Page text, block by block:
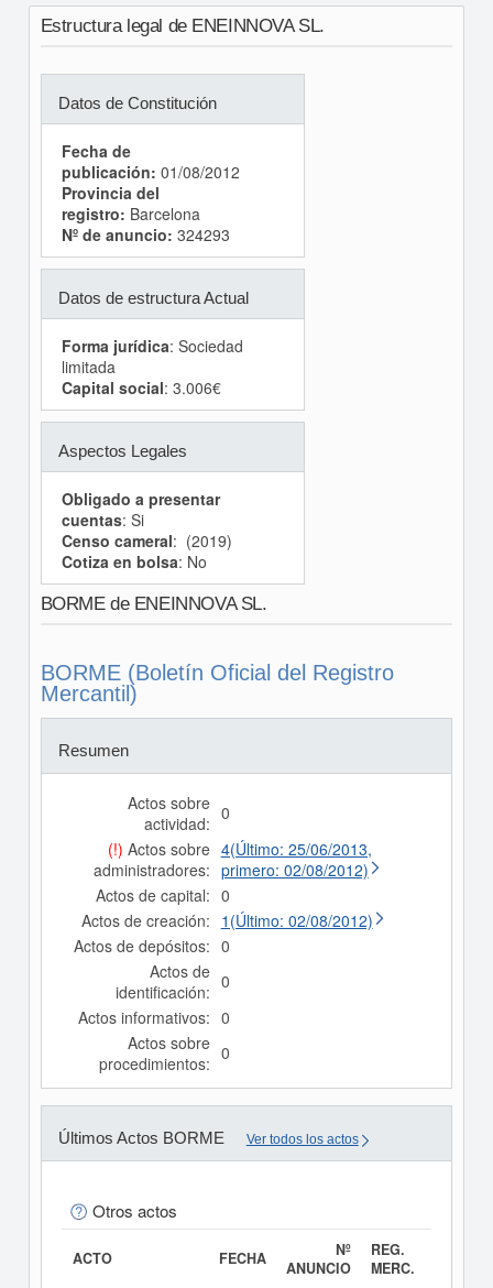
Estructura legal de ENEINNOVA SL.
Datos de Constitución
Fecha de
publicación: 01/08/2012
Provincia del
registro: Barcelona
Nº de anuncio: 324293
Datos de estructura Actual
Forma jurídica: Sociedad
limitada
Capital social: 3.006€
Aspectos Legales
Obligado a presentar
cuentas: Si
Censo cameral: (2019)
Cotiza en bolsa: No
BORME de ENEINNOVA SL.
BORME (Boletín Oficial del Registro
Mercantil)
Resumen
Actos sobre
actividad: 0
(!) Actos sobre
administradores:
4(Último: 25/06/2013,
primero: 02/08/2012)
Actos de capital: 0
Actos de creación: 1(Último: 02/08/2012)
Actos de depósitos: 0
Actos de
identificación: 0
Actos informativos: 0
Actos sobre
procedimientos: 0
Últimos Actos BORME Ver todos los actos
Otros actos
ACTO FECHA
Nº
ANUNCIO
REG.
MERC.